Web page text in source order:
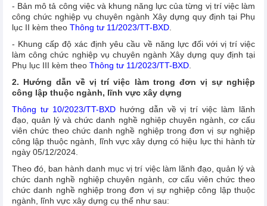
- Bản mô tả công việc và khung năng lực của từng vị trí việc làm
công chức nghiệp vụ chuyên ngành Xây dựng quy định tại Phụ
lục II kèm theo Thông tư 11/2023/TT-BXD
- Khung cấp độ xác định yêu cầu về năng lực đối với vị trí việc
làm công chức nghiệp vụ chuyên ngành Xây dựng quy định tại
Phụ lục III kèm theo Thông tư 11/2023/TT-BXD
2. Hướng dẫn về vị trí việc làm trong đơn vị sự nghiệp
công lập thuộc ngành, lĩnh vực xây dựng
Thông tư 10/2023/TT-BXDhướng dẫn về vị trí việc làm lãnh
đạo, quản lý và chức danh nghề nghiệp chuyên ngành, cơ cấu
viên chức theo chức danh nghề nghiệp trong đơn vị sự nghiệp
công lập thuộc ngành, lĩnh vực xây dựng có hiệu lực thi hành từ
ngày 05/12/2024.
Theo đó, ban hành danh mục vị trí việc làm lãnh đạo, quản lý và
chức danh nghề nghiệp chuyên ngành, cơ cấu viên chức theo
chức danh nghề nghiệp trong đơn vị sự nghiệp công lập thuộc
ngành, lĩnh vực xây dựng cụ thể như sau: